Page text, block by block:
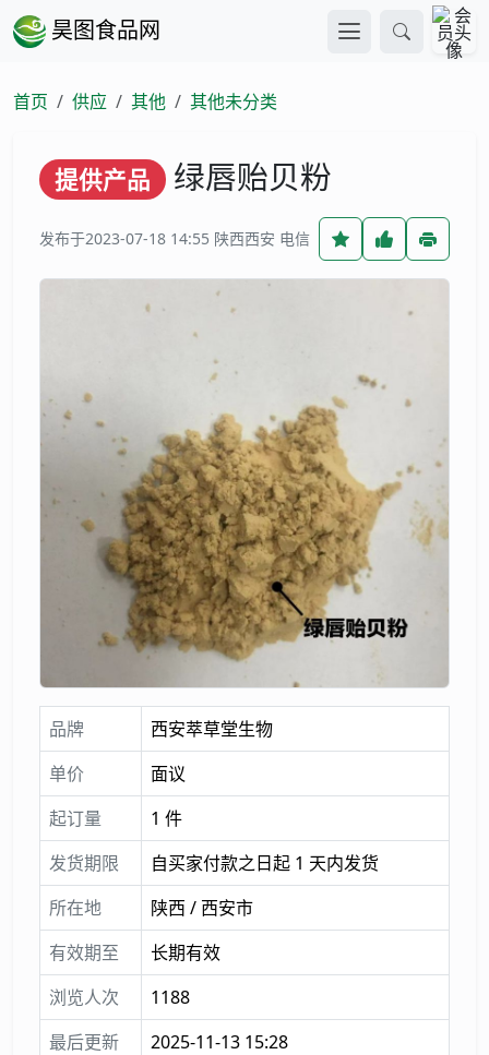
昊图食品网
首页 供应 其他 其他未分类
提供产品 绿唇贻贝粉
发布于2023-07-18 14:55 陕西西安 电信
品牌
西安萃草堂生物
单价
面议
起订量
1 件
发货期限
自买家付款之日起 1 天内发货
所在地
陕西 / 西安市
有效期至
长期有效
浏览人次
1188
最后更新
2025-11-13 15:28